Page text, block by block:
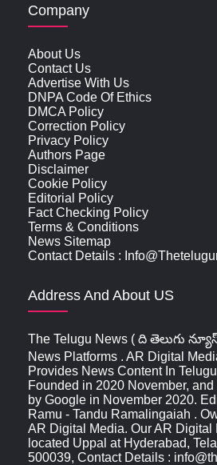
Company
About Us
Contact Us
Advertise With Us
DNPA Code Of Ethics
DMCA Policy
Correction Policy
Privacy Policy
Authors Page
Disclaimer
Cookie Policy
Editorial Policy
Fact Checking Policy
Terms & Conditions
News Sitemap
Contact Details :
Address And About US
The Telugu News ( ది తెలుగు
News Platforms . AR Digital
Provides News Content In
Founded in 2020 November,
by Google in November 2020.
Ramu - Tandu Ramalingaiah .
AR Digital Media. Our AR Digital
located Uppal at Hyderabad,
500039, Contact Details :